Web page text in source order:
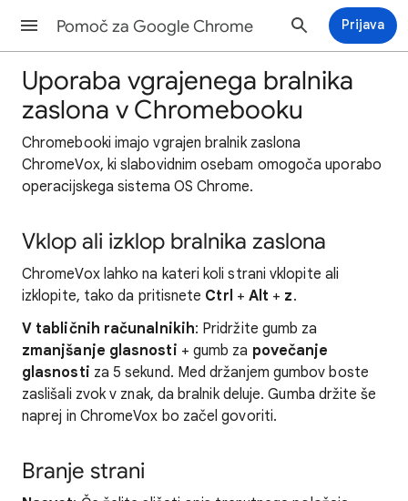
Pomoč za Google Chrome Prijava
Uporaba vgrajenega bralnika
zaslona v Chromebooku
Chromebooki imajo vgrajen bralnik zaslona
ChromeVox, ki slabovidnim osebam omogoča uporabo
operacijskega sistema OS Chrome.
Vklop ali izklop bralnika zaslona
ChromeVox lahko na kateri koli strani vklopite ali
izklopite, tako da pritisnete Ctrl + Alt + z.
V tabličnih računalnikih: Pridržite gumb za
zmanjšanje glasnosti + gumb za povečanje
glasnosti za 5 sekund. Med držanjem gumbov boste
zaslišali zvok v znak, da bralnik deluje. Gumba držite še
naprej in ChromeVox bo začel govoriti.
Branje strani